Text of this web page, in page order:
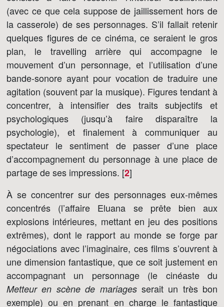
(avec ce que cela suppose de jaillissement hors de
la casserole) de ses personnages. S’il fallait retenir
quelques figures de ce cinéma, ce seraient le gros
plan, le travelling arrière qui accompagne le
mouvement d’un personnage, et l’utilisation d’une
bande-sonore ayant pour vocation de traduire une
agitation (souvent par la musique). Figures tendant à
concentrer, à intensifier des traits subjectifs et
psychologiques (jusqu’à faire disparaître la
psychologie), et finalement à communiquer au
spectateur le sentiment de passer d’une place
d’accompagnement du personnage à une place de
partage de ses impressions. [2]
À se concentrer sur des personnages eux-mêmes
concentrés (l’affaire Eluana se prête bien aux
explosions intérieures, mettant en jeu des positions
extrêmes), dont le rapport au monde se forge par
négociations avec l’imaginaire, ces films s’ouvrent à
une dimension fantastique, que ce soit justement en
accompagnant un personnage (le cinéaste du
Metteur en scène de mariagesserait un très bon
exemple) ou en prenant en charge le fantastique